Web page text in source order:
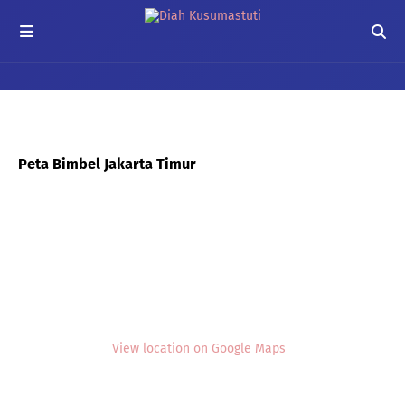
Peta Bimbel Jakarta Timur
View location on Google Maps